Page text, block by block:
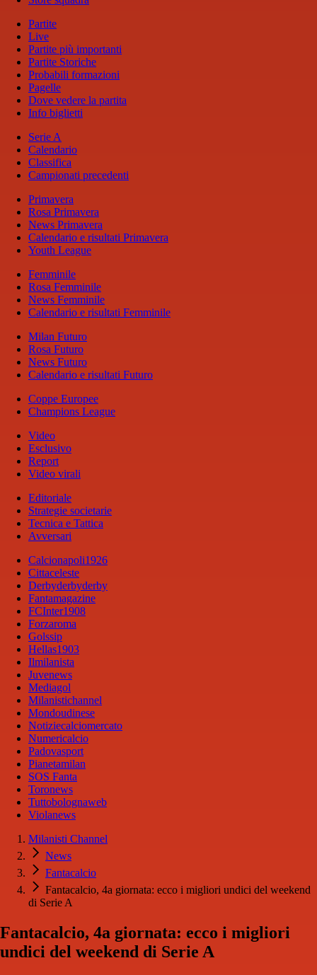
Partite
Live
Partite più importanti
Partite Storiche
Probabili formazioni
Pagelle
Dove vedere la partita
Info biglietti
Serie A
Calendario
Classifica
Campionati precedenti
Primavera
Rosa Primavera
News Primavera
Calendario e risultati Primavera
Youth League
Femminile
Rosa Femminile
News Femminile
Calendario e risultati Femminile
Milan Futuro
Rosa Futuro
News Futuro
Calendario e risultati Futuro
Coppe Europee
Champions League
Video
Esclusivo
Report
Video virali
Editoriale
Strategie societarie
Tecnica e Tattica
Avversari
Calcionapoli1926
Cittaceleste
Derbyderbyderby
Fantamagazine
FCInter1908
Forzaroma
Golssip
Hellas1903
Ilmilanista
Juvenews
Mediagol
Milanistichannel
Mondoudinese
Notiziecalciomercato
Numericalcio
Padovasport
Pianetamilan
SOS Fanta
Toronews
Tuttobolognaweb
Violanews
Milanisti Channel
News
Fantacalcio
Fantacalcio, 4a giornata: ecco i migliori undici del weekend
di Serie A
Fantacalcio, 4a giornata: ecco i migliori
undici del weekend di Serie A